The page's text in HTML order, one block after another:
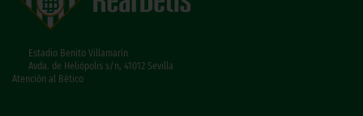
Estadio Benito Villamarín
Avda. de Heliópolis s/n, 41012 Sevilla
Atención al Bético